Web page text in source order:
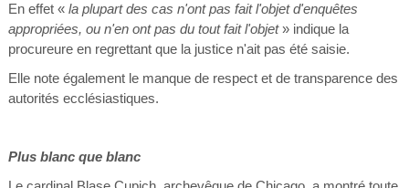
En effet « la plupart des cas n'ont pas fait l'objet d'enquêtes
appropriées, ou n'en ont pas du tout fait l'objet» indique la
procureure en regrettant que la justice n'ait pas été saisie.
Elle note également le manque de respect et de transparence des
autorités ecclésiastiques.
Plus blanc que blanc